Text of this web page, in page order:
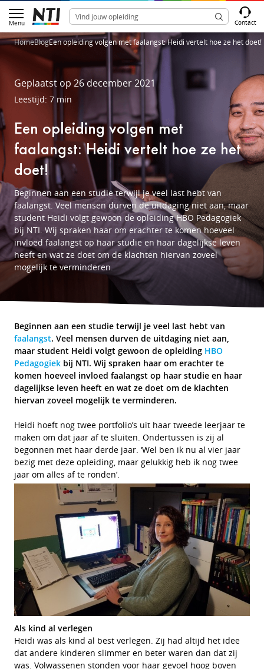
Menu Contact
HomeBlogEen opleiding volgen met faalangst: Heidi vertelt hoe ze het doet!
Geplaatst op 26 december 2021
Leestijd: 7 min
Een opleiding volgen met
faalangst: Heidi vertelt hoe ze het
doet!
Beginnen aan een studie terwijl je veel last hebt van
faalangst. Veel mensen durven de uitdaging niet aan, maar
student Heidi volgt gewoon de opleiding HBO Pedagogiek
bij NTI. Wij spraken haar om erachter te komen hoeveel
invloed faalangst op haar studie en haar dagelijkse leven
heeft en wat ze doet om de klachten hiervan zoveel
mogelijk te verminderen.
Beginnen aan een studie terwijl je veel last hebt van
faalangst. Veel mensen durven de uitdaging niet aan,
maar student Heidi volgt gewoon de opleiding HBO
Pedagogiek bij NTI. Wij spraken haar om erachter te
komen hoeveel invloed faalangst op haar studie en haar
dagelijkse leven heeft en wat ze doet om de klachten
hiervan zoveel mogelijk te verminderen.
Heidi hoeft nog twee portfolio’s uit haar tweede leerjaar te
maken om dat jaar af te sluiten. Ondertussen is zij al
begonnen met haar derde jaar. ‘Wel ben ik nu al vier jaar
bezig met deze opleiding, maar gelukkig heb ik nog twee
jaar om alles af te ronden’.
Als kind al verlegen
Heidi was als kind al best verlegen. Zij had altijd het idee
dat andere kinderen slimmer en beter waren dan dat zij
was. Volwassenen stonden voor haar gevoel hoog boven